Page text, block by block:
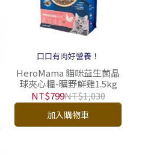
口口有肉好營養！
HeroMama 貓咪益生菌晶
球夾心糧-曠野鮮雞1.5kg
NT$799NT$1,030
加入購物車